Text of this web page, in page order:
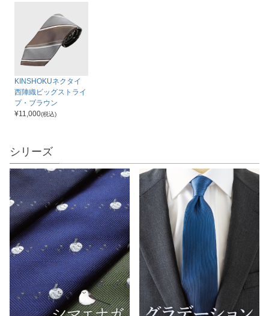
KINSHOKUネクタイ
西陣織ビッグストライ
プ・ブラウン
¥11,000(税込)
シリーズ